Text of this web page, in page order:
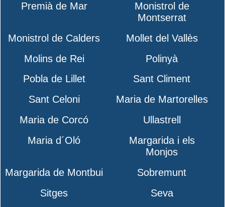
Premià de Mar
Monistrol de
Montserrat
Monistrol de Calders
Mollet del Vallès
Molins de Rei
Polinyà
Pobla de Lillet
Sant Climent
Sant Celoni
Maria de Martorelles
Maria de Corcó
Ullastrell
Maria d´Oló
Margarida i els
Monjos
Margarida de Montbui
Sobremunt
Sitges
Seva